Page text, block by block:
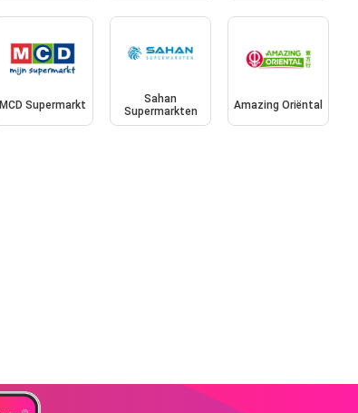
MCD Supermarkt
Sahan
Supermarkten
Amazing Oriëntal